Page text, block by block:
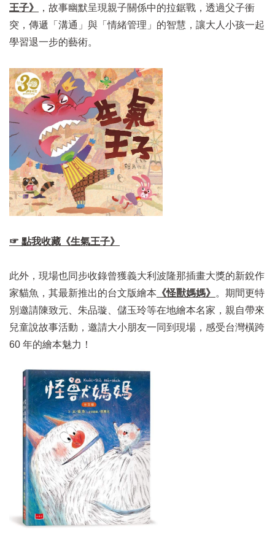
王子》
，故事幽默呈現親子關係中的拉鋸戰，透過父子衝
突，傳遞「溝通」與「情緒管理」的智慧，讓大人小孩一起
學習退一步的藝術。
☞ 點我收藏《生氣王子》
此外，現場也同步收錄曾獲義大利波隆那插畫大獎的新銳作
家貓魚，其最新推出的台文版繪本 《怪獸媽媽》 。期間更特
別邀請陳致元、朱品璇、儲玉玲等在地繪本名家，親自帶來
兒童說故事活動，邀請大小朋友一同到現場，感受台灣橫跨
60 年的繪本魅力！